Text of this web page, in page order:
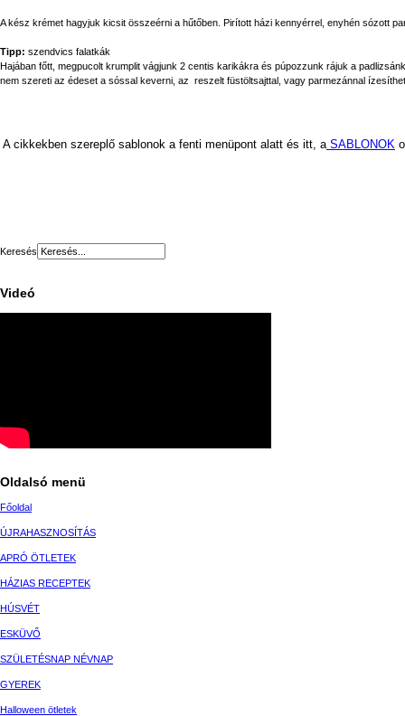
A kész krémet hagyjuk kicsit összeérni a hűtőben. Pirított házi kennyérrel, enyhén sózott
Tipp: szendvics falatkák
Hajában főtt, megpucolt krumplit vágjunk 2 centis karikákra és púpozzunk rájuk a
nem szereti az édeset a sóssal keverni, az reszelt füstöltsajttal, vagy parmezánnal
A cikkekben szereplő sablonok a fenti menüpont alatt és itt, aSABLONOK
Keresés
Videó
Oldalsó menü
Főoldal
ÚJRAHASZNOSÍTÁS
APRÓ ÖTLETEK
HÁZIAS RECEPTEK
HÚSVÉT
ESKÜVŐ
SZÜLETÉSNAP NÉVNAP
GYEREK
Halloween ötletek